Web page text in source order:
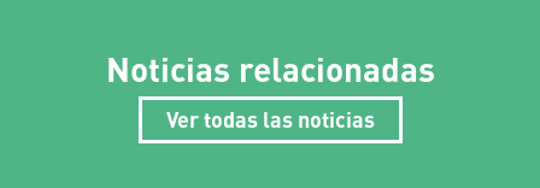
Noticias relacionadas
Ver todas las noticias